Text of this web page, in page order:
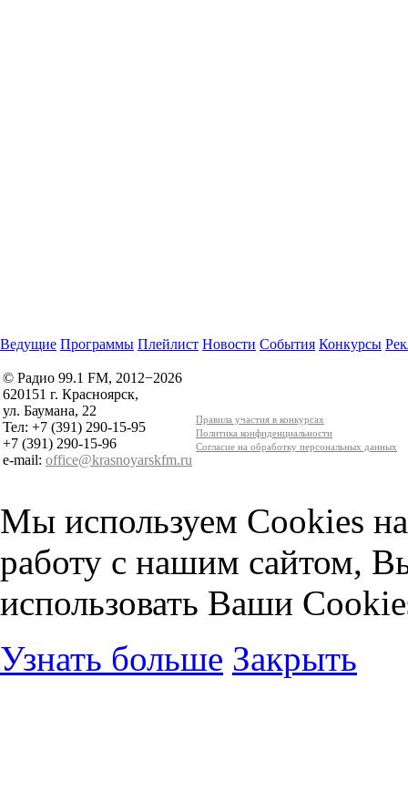
Ведущие Программы Плейлист Новости События Конкурсы
© Радио 99.1 FM, 2012−2026
620151 г. Красноярск,
ул. Баумана, 22
Тел: +7 (391) 290-15-95
+7 (391) 290-15-96
e-mail: office@krasnoyarskfm.ru
Правила участия в конкурсах
Политика конфиденциальности
Согласие на обработку персональных данных
Мы используем Cookies
работу с нашим сайтом,
использовать Ваши
Узнать больше Закрыть